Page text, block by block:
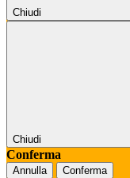
Chiudi
Chiudi
Conferma
Annulla Conferma